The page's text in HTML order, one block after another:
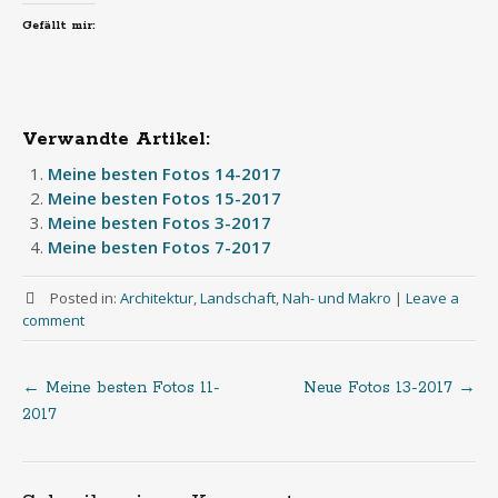
Gefällt mir:
Verwandte Artikel:
Meine besten Fotos 14-2017
Meine besten Fotos 15-2017
Meine besten Fotos 3-2017
Meine besten Fotos 7-2017
Posted in: Architektur,Landschaft,Nah- und Makro | Leave a
comment
Post
navigation
← Meine besten Fotos 11-
2017
Neue Fotos 13-2017 →